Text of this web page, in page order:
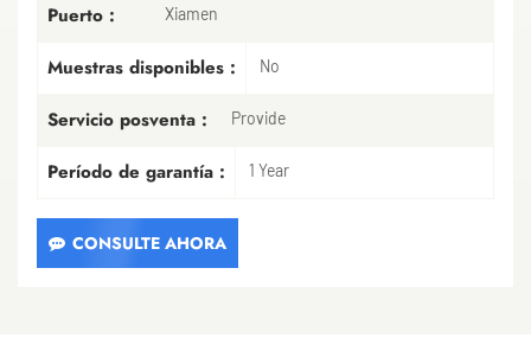
Puerto : Xiamen
Muestras disponibles : No
Servicio posventa : Provide
Período de garantía : 1 Year
CONSULTE AHORA